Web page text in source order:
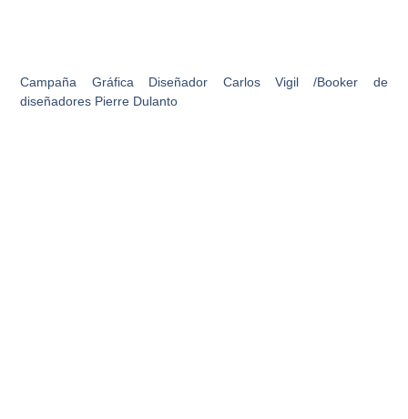
Campaña Gráfica Diseñador Carlos Vigil /Booker de
diseñadores Pierre Dulanto